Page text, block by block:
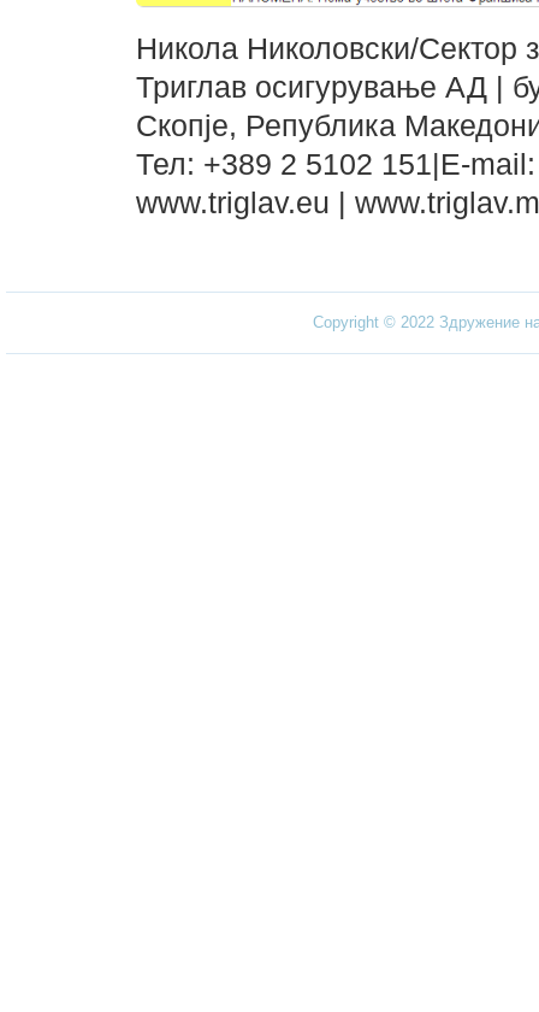
Никола Николовски/Сектор
Триглав осигурување АД |
Скопје, Република
Тел: +389 2 5102 151|E-
www.triglav.eu |
Copyright © 2022 Здружение